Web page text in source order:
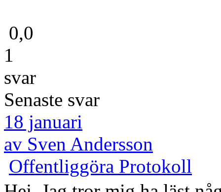
0,0
1
svar
Senaste svar
18 januari
av Sven Andersson
Offentliggöra Protokoll